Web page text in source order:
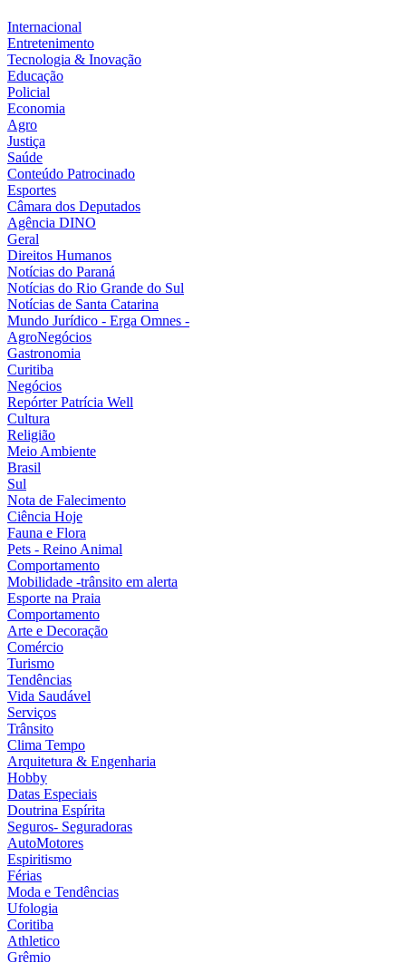
Internacional
Entretenimento
Tecnologia & Inovação
Educação
Policial
Economia
Agro
Justiça
Saúde
Conteúdo Patrocinado
Esportes
Câmara dos Deputados
Agência DINO
Geral
Direitos Humanos
Notícias do Paraná
Notícias do Rio Grande do Sul
Notícias de Santa Catarina
Mundo Jurídico - Erga Omnes -
AgroNegócios
Gastronomia
Curitiba
Negócios
Repórter Patrícia Well
Cultura
Religião
Meio Ambiente
Brasil
Sul
Nota de Falecimento
Ciência Hoje
Fauna e Flora
Pets - Reino Animal
Comportamento
Mobilidade -trânsito em alerta
Esporte na Praia
Comportamento
Arte e Decoração
Comércio
Turismo
Tendências
Vida Saudável
Serviços
Trânsito
Clima Tempo
Arquitetura & Engenharia
Hobby
Datas Especiais
Doutrina Espírita
Seguros- Seguradoras
AutoMotores
Espiritismo
Férias
Moda e Tendências
Ufologia
Coritiba
Athletico
Grêmio